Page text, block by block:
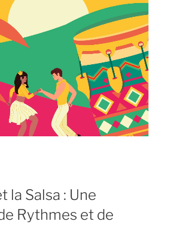
la Salsa : Une
Rythmes et de